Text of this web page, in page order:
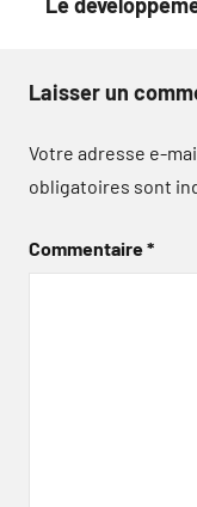
Laisser un
Votre adresse e-
obligatoires sont
Commentaire*